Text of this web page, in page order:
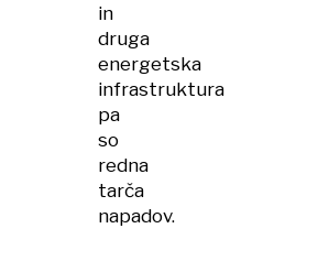
in
druga
energetska
infrastruktura
pa
so
redna
tarča
napadov.